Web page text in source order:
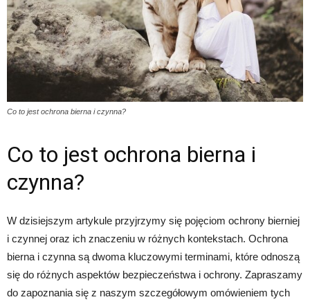
Co to jest ochrona bierna i czynna?
Co to jest ochrona bierna i
czynna?
W dzisiejszym artykule przyjrzymy się pojęciom ochrony bierniej
i czynnej oraz ich znaczeniu w różnych kontekstach. Ochrona
bierna i czynna są dwoma kluczowymi terminami, które odnoszą
się do różnych aspektów bezpieczeństwa i ochrony. Zapraszamy
do zapoznania się z naszym szczegółowym omówieniem tych